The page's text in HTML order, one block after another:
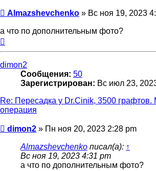
Сообщение
Almazshevchenko » Вс ноя 19, 2023
а что по дополнительным фото?
dimon2
Сообщения: 50
Зарегистрирован: Вс июл 23,
Re: Пересадка у Dr.Cinik, 3500 графтов.
операция
Сообщение
dimon2 » Пн ноя 20, 2023 2:28 pm
Almazshevchenko писал(а): ↑
Вс ноя 19, 2023 4:31 pm
а что по дополнительным фото?